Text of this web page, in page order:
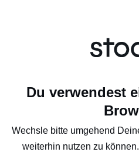
Du verwendest
Wechsle bitte umgehend
weiterhin nutzen zu